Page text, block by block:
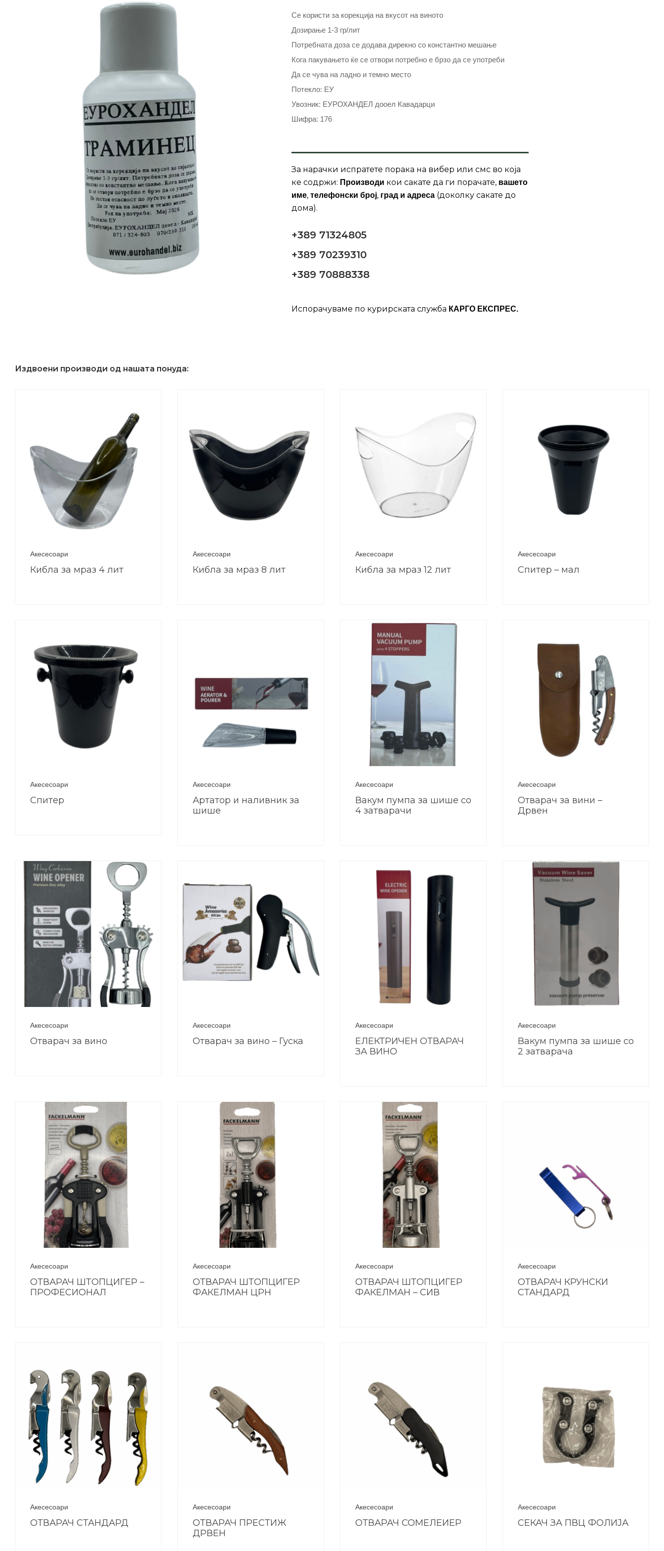
Се користи за корекција на вкусот на виното
Дозирање 1-3 гр/лит
Потребната доза се додава дирекно со константно мешање
Кога пакувањето ќе се отвори потребно е брзо да се употреби
Да се чува на ладно и темно место
Потекло: ЕУ
Увозник: ЕУРОХАНДЕЛ дооел Кавадарци
Шифра: 176
За нарачки испратете порака на вибер или смс во која
ке содржи: Производи кои сакате да ги порачате, вашето
име, телефонски број, град и адреса (доколку сакате до
дома).
+389 71324805
+389 70239310
+389 70888338
Испорачуваме по курирската служба КАРГО ЕКСПРЕС.
Издвоени производи од нашата понуда:
Акесесоари
Кибла за мраз 4 лит
Акесесоари
Кибла за мраз 8 лит
Акесесоари
Кибла за мраз 12 лит
Акесесоари
Спитер – мал
Акесесоари
Спитер
Акесесоари
Артатор и наливник за
шише
Акесесоари
Вакум пумпа за шише со
4 затварачи
Акесесоари
Отварач за вини –
Дрвен
Акесесоари
Отварач за вино
Акесесоари
Отварач за вино – Гуска
Акесесоари
ЕЛЕКТРИЧЕН ОТВАРАЧ
ЗА ВИНО
Акесесоари
Вакум пумпа за шише со
2 затварача
Акесесоари
ОТВАРАЧ ШТОПЦИГЕР –
ПРОФЕСИОНАЛ
Акесесоари
ОТВАРАЧ ШТОПЦИГЕР
ФАКЕЛМАН ЦРН
Акесесоари
ОТВАРАЧ ШТОПЦИГЕР
ФАКЕЛМАН – СИВ
Акесесоари
ОТВАРАЧ КРУНСКИ
СТАНДАРД
Акесесоари
ОТВАРАЧ СТАНДАРД
Акесесоари
ОТВАРАЧ ПРЕСТИЖ
ДРВЕН
Акесесоари
ОТВАРАЧ СОМЕЛЕИЕР
Акесесоари
СЕКАЧ ЗА ПВЦ ФОЛИЈА